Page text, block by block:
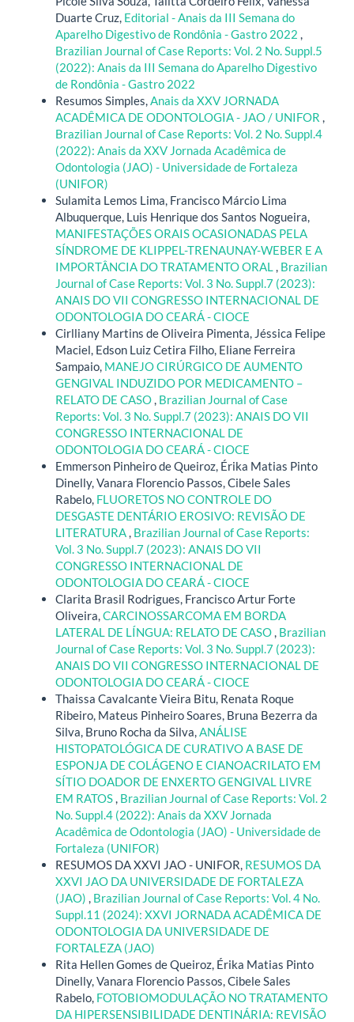
Duarte Cruz, Editorial - Anais da III Semana do
Aparelho Digestivo de Rondônia - Gastro 2022
Brazilian Journal of Case Reports: Vol. 2 No. Suppl.5
(2022): Anais da III Semana do Aparelho Digestivo
de Rondônia - Gastro 2022
Resumos Simples, Anais da XXV JORNADA
ACADÊMICA DE ODONTOLOGIA - JAO / UNIFOR
Brazilian Journal of Case Reports: Vol. 2 No. Suppl.4
(2022): Anais da XXV Jornada Acadêmica de
Odontologia (JAO) - Universidade de Fortaleza
(UNIFOR)
Sulamita Lemos Lima, Francisco Márcio Lima
Albuquerque, Luis Henrique dos Santos Nogueira,
MANIFESTAÇÕES ORAIS OCASIONADAS PELA
SÍNDROME DE KLIPPEL-TRENAUNAY-WEBER E A
IMPORTÂNCIA DO TRATAMENTO ORAL
Brazilian
Journal of Case Reports: Vol. 3 No. Suppl.7 (2023):
ANAIS DO VII CONGRESSO INTERNACIONAL DE
ODONTOLOGIA DO CEARÁ - CIOCE
Cirlliany Martins de Oliveira Pimenta, Jéssica Felipe
Maciel, Edson Luiz Cetira Filho, Eliane Ferreira
Sampaio, MANEJO CIRÚRGICO DE AUMENTO
GENGIVAL INDUZIDO POR MEDICAMENTO –
RELATO DE CASO Brazilian Journal of Case
Reports: Vol. 3 No. Suppl.7 (2023): ANAIS DO VII
CONGRESSO INTERNACIONAL DE
ODONTOLOGIA DO CEARÁ - CIOCE
Emmerson Pinheiro de Queiroz, Érika Matias Pinto
Dinelly, Vanara Florencio Passos, Cibele Sales
Rabelo, FLUORETOS NO CONTROLE DO
DESGASTE DENTÁRIO EROSIVO: REVISÃO DE
LITERATURA Brazilian Journal of Case Reports:
Vol. 3 No. Suppl.7 (2023): ANAIS DO VII
CONGRESSO INTERNACIONAL DE
ODONTOLOGIA DO CEARÁ - CIOCE
Clarita Brasil Rodrigues, Francisco Artur Forte
Oliveira, CARCINOSSARCOMA EM BORDA
LATERAL DE LÍNGUA: RELATO DE CASO Brazilian
Journal of Case Reports: Vol. 3 No. Suppl.7 (2023):
ANAIS DO VII CONGRESSO INTERNACIONAL DE
ODONTOLOGIA DO CEARÁ - CIOCE
Thaissa Cavalcante Vieira Bitu, Renata Roque
Ribeiro, Mateus Pinheiro Soares, Bruna Bezerra da
Silva, Bruno Rocha da Silva, ANÁLISE
HISTOPATOLÓGICA DE CURATIVO A BASE DE
ESPONJA DE COLÁGENO E CIANOACRILATO EM
SÍTIO DOADOR DE ENXERTO GENGIVAL LIVRE
EM RATOS Brazilian Journal of Case Reports: Vol. 2
No. Suppl.4 (2022): Anais da XXV Jornada
Acadêmica de Odontologia (JAO) - Universidade de
Fortaleza (UNIFOR)
RESUMOS DA XXVI JAO - UNIFOR, RESUMOS DA
XXVI JAO DA UNIVERSIDADE DE FORTALEZA
(JAO)
Brazilian Journal of Case Reports: Vol. 4 No.
Suppl.11 (2024): XXVI JORNADA ACADÊMICA DE
ODONTOLOGIA DA UNIVERSIDADE DE
FORTALEZA (JAO)
Rita Hellen Gomes de Queiroz, Érika Matias Pinto
Dinelly, Vanara Florencio Passos, Cibele Sales
Rabelo, FOTOBIOMODULAÇÃO NO TRATAMENTO
DA HIPERSENSIBILIDADE DENTINÁRIA: REVISÃO